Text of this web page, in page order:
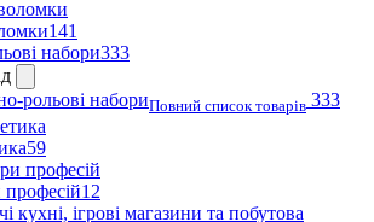
141
набори333
рольові набориПовний список товарів 333
59
12